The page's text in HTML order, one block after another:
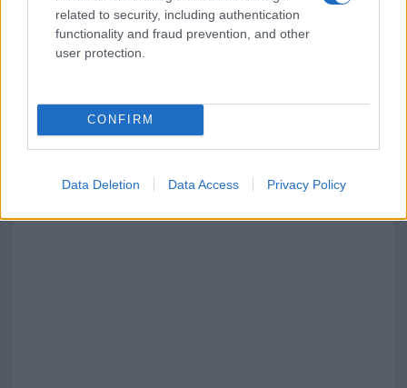
related to security, including authentication
functionality and fraud prevention, and other
user protection.
CONFIRM
Data Deletion Data Access Privacy Policy